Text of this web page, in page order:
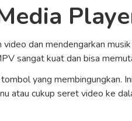
dan mendengarkan
sangat kuat dan bisa
yang membingungkan.
atau cukup seret video ke